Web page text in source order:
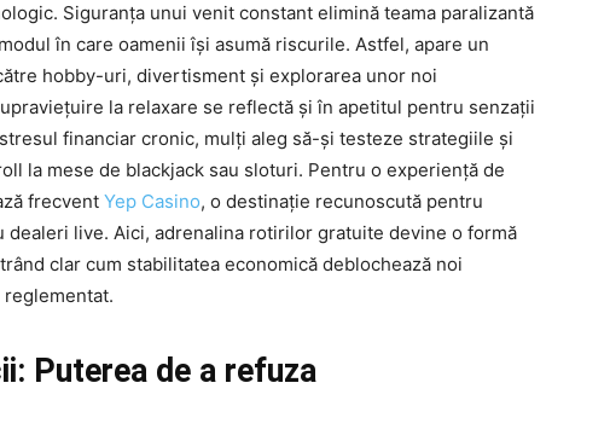
Siguranța unui venit constant elimină teama paralizantă
în care oamenii își asumă riscurile. Astfel, apare un
hobby-uri, divertisment și explorarea unor noi
la relaxare se reflectă și în apetitul pentru senzații
financiar cronic, mulți aleg să-și testeze strategiile și
la mese de blackjack sau sloturi. Pentru o experiență de
frecvent Yep Casino, o destinație recunoscută pentru
live. Aici, adrenalina rotirilor gratuite devine o formă
clar cum stabilitatea economică deblochează noi
Puterea de a refuza